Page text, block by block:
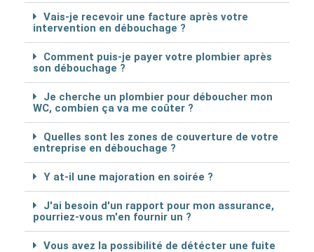
Vais-je recevoir une facture après votre
intervention en débouchage ?
Comment puis-je payer votre plombier après
son débouchage ?
Je cherche un plombier pour déboucher mon
WC, combien ça va me coûter ?
Quelles sont les zones de couverture de votre
entreprise en débouchage ?
Y at-il une majoration en soirée ?
J'ai besoin d'un rapport pour mon assurance,
pourriez-vous m'en fournir un ?
Vous avez la possibilité de détécter une fuite